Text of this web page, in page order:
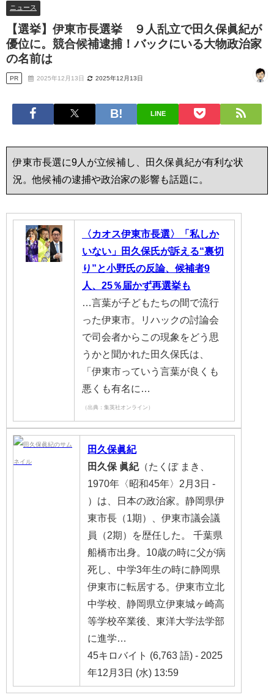
ニュース
【選挙】伊東市長選挙 ９人乱立で田久保眞紀が
優位に。競合候補逮捕！バックにいる大物政治家
の名前は
PR 2025年12月13日 2025年12月13日
LINE
伊東市長選に9人が立候補し、田久保眞紀が有利な状
況。他候補の逮捕や政治家の影響も話題に。
〈カオス伊東市長選〉「私しか
いない」田久保氏が訴える“裏切
り”と小野氏の反論、候補者9
人、25％届かず再選挙も
…言葉が子どもたちの間で流行
った伊東市。リハックの討論会
で司会者からこの現象をどう思
うかと聞かれた田久保氏は、
「伊東市っていう言葉が良くも
悪くも有名に…
（出典：集英社オンライン）
田久保眞紀
田久保 眞紀（たくぼ まき、
1970年〈昭和45年〉2月3日 -
）は、日本の政治家。静岡県伊
東市長（1期）、伊東市議会議
員（2期）を歴任した。 千葉県
船橋市出身。10歳の時に父が病
死し、中学3年生の時に静岡県
伊東市に転居する。伊東市立北
中学校、静岡県立伊東城ヶ崎高
等学校卒業後、東洋大学法学部
に進学…
45キロバイト (6,763 語) - 2025
年12月3日 (水) 13:59